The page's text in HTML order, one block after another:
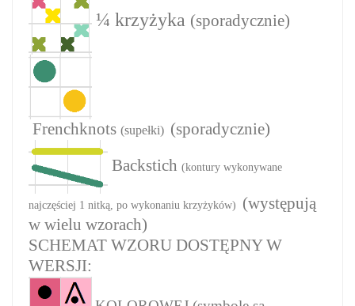
¼ krzyżyka (sporadycznie)
Frenchknots (supełki) (sporadycznie)
Backstich (kontury wykonywane
najczęściej 1 nitką, po wykonaniu krzyżyków) (występują
w wielu wzorach)
SCHEMAT WZORU DOSTĘPNY W
WERSJI: